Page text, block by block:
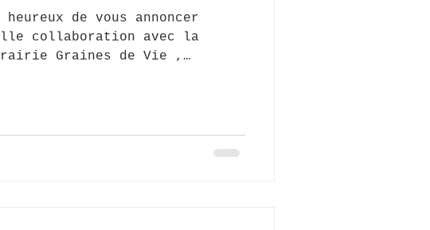
heureux de vous annoncer
collaboration avec la
Graines de Vie ,
: Rue de la Station 53, 5060
🕔 Horaires